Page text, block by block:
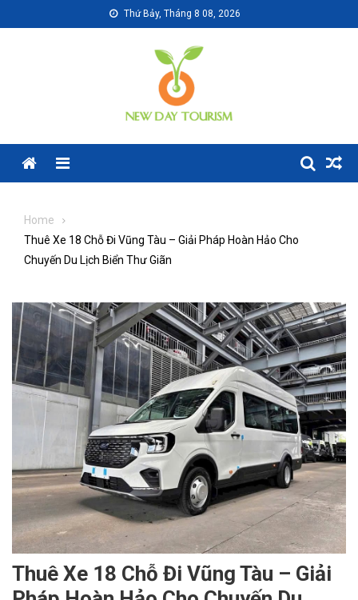
to
Thứ Bảy, Tháng 8 08, 2026
Menu
Home
Thuê Xe 18 Chỗ Đi Vũng Tàu – Giải Pháp Hoàn Hảo Cho
Chuyến Du Lịch Biển Thư Giãn
Thuê Xe 18 Chỗ Đi Vũng Tàu – Giải